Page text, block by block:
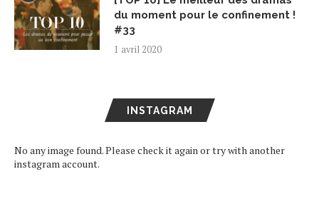
du moment pour le confinement !
#33
1 avril 2020
INSTAGRAM
No any image found. Please check it again or try with another
instagram account.